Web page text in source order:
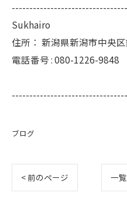
Sukhairo
住所： 新潟県新潟市中央
電話番号 :080-1226-9848
ブログ
< 前のページ 一